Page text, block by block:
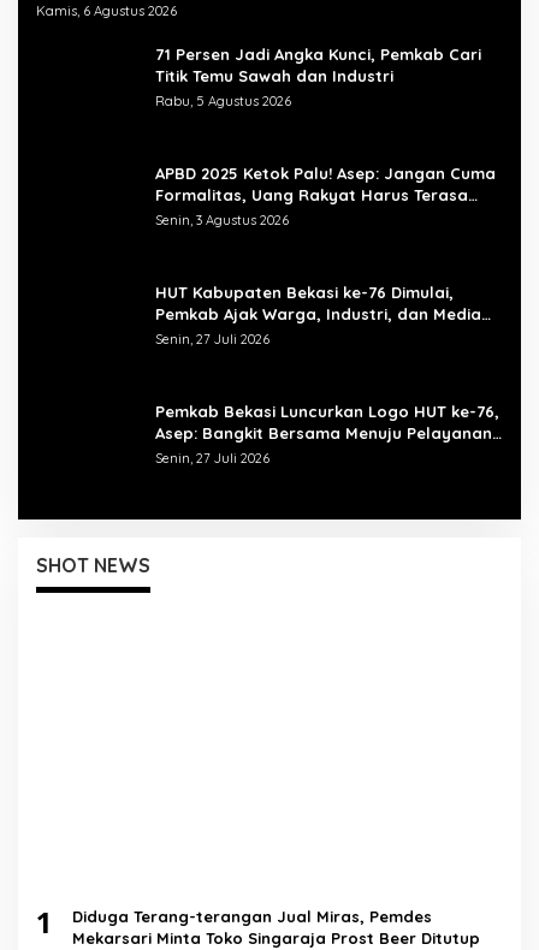
Kamis, 6 Agustus 2026
71 Persen Jadi Angka Kunci, Pemkab Cari
Titik Temu Sawah dan Industri
Rabu, 5 Agustus 2026
APBD 2025 Ketok Palu! Asep: Jangan Cuma
Formalitas, Uang Rakyat Harus Terasa
Manfaatnya
Senin, 3 Agustus 2026
HUT Kabupaten Bekasi ke-76 Dimulai,
Pemkab Ajak Warga, Industri, dan Media
Kibarkan Semangat “Bangkit Bersama”
Senin, 27 Juli 2026
Pemkab Bekasi Luncurkan Logo HUT ke-76,
Asep: Bangkit Bersama Menuju Pelayanan
yang Lebih Baik
Senin, 27 Juli 2026
SHOT NEWS
1
Diduga Terang-terangan Jual Miras, Pemdes
Mekarsari Minta Toko Singaraja Prost Beer Ditutup